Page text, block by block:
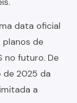
data oficial
de
no futuro. De
2025 da
a